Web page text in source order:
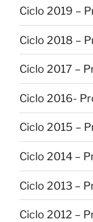
Ciclo 2019 –
Ciclo 2018 –
Ciclo 2017 –
Ciclo 2016-
Ciclo 2015 –
Ciclo 2014 –
Ciclo 2013 –
Ciclo 2012 –